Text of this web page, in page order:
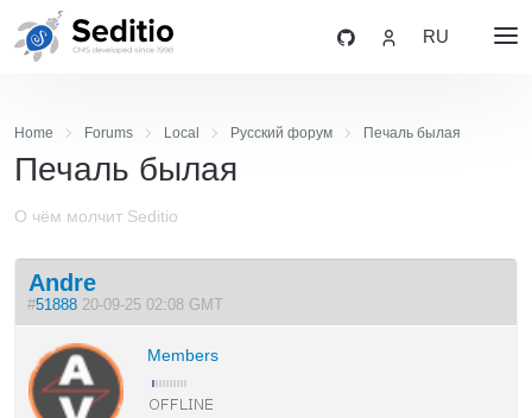
RU
Home Forums Local Русский форум Печаль былая
Печаль былая
О чём молчит Seditio
Andre
#51888 20-09-25 02:08 GMT
Members